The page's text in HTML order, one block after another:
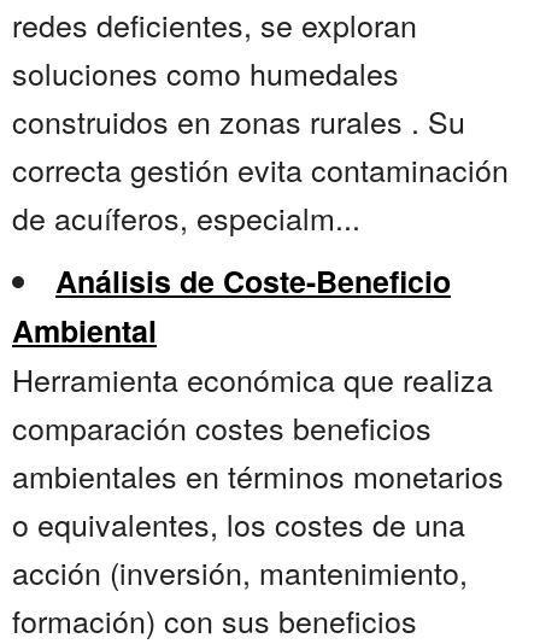
redes deficientes, se exploran
soluciones como humedales
construidos en zonas rurales . Su
correcta gestión evita contaminación
de acuíferos, especialm...
Análisis de Coste-Beneficio
Ambiental
Herramienta económica que realiza
comparación costes beneficios
ambientales en términos monetarios
o equivalentes, los costes de una
acción (inversión, mantenimiento,
formación) con sus beneficios